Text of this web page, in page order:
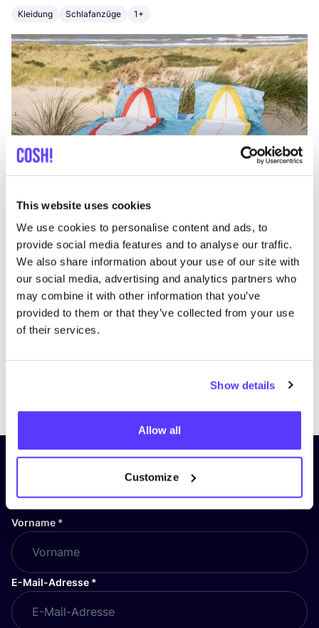
This website uses cookies
We use cookies to personalise content and ads, to
provide social media features and to analyse our traffic.
We also share information about your use of our site with
our social media, advertising and analytics partners who
may combine it with other information that you’ve
provided to them or that they’ve collected from your use
of their services.
Show details
Allow all
Customize
Kleidung Schlafanzüge 1+
PreviousNext
Abonniere unseren Newsletter
und bleibe auf dem Laufenden!
Vorname *
E-Mail-Adresse *